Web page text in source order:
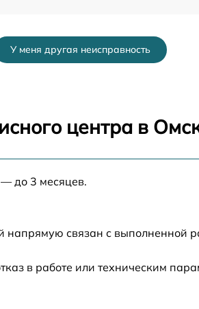
от 60 мин
У меня другая неисправность
центра в
до 3 месяцев.
напрямую связан с выполненной
в работе или техническим